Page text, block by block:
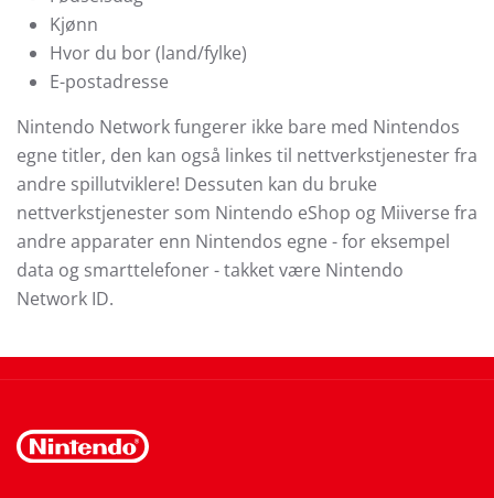
Kjønn
Hvor du bor (land/fylke)
E-postadresse
Nintendo Network fungerer ikke bare med Nintendos
egne titler, den kan også linkes til nettverkstjenester fra
andre spillutviklere! Dessuten kan du bruke
nettverkstjenester som Nintendo eShop og Miiverse fra
andre apparater enn Nintendos egne - for eksempel
data og smarttelefoner - takket være Nintendo
Network ID.